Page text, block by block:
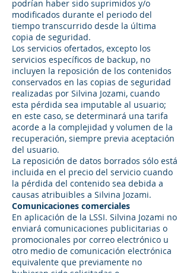
podrían haber sido suprimidos y/o
modificados durante el periodo del
tiempo transcurrido desde la última
copia de seguridad.
Los servicios ofertados, excepto los
servicios específicos de backup, no
incluyen la reposición de los contenidos
conservados en las copias de seguridad
realizadas por Silvina Jozami, cuando
esta pérdida sea imputable al usuario;
en este caso, se determinará una tarifa
acorde a la complejidad y volumen de la
recuperación, siempre previa aceptación
del usuario.
La reposición de datos borrados sólo está
incluida en el precio del servicio cuando
la pérdida del contenido sea debida a
causas atribuibles a Silvina Jozami.
Comunicaciones comerciales
En aplicación de la LSSI. Silvina Jozami no
enviará comunicaciones publicitarias o
promocionales por correo electrónico u
otro medio de comunicación electrónica
equivalente que previamente no